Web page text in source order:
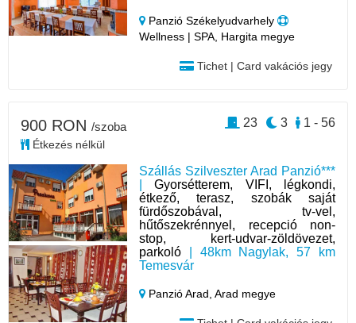
Panzió Székelyudvarhely
Wellness | SPA, Hargita megye
Tichet | Card vakációs jegy
Szállás Szilveszter Arad Panzió***
|Gyorsétterem, VIFI, légkondi,
étkező, terasz, szobák saját
fürdőszobával, tv-vel,
hűtőszekrénnyel, recepció non-
stop, kert-udvar-zöldövezet,
parkoló | 48km Nagylak, 57 km
Temesvár
Panzió Arad,Arad megye
900 RON /szoba
Étkezés nélkül
1 - 56
3
23